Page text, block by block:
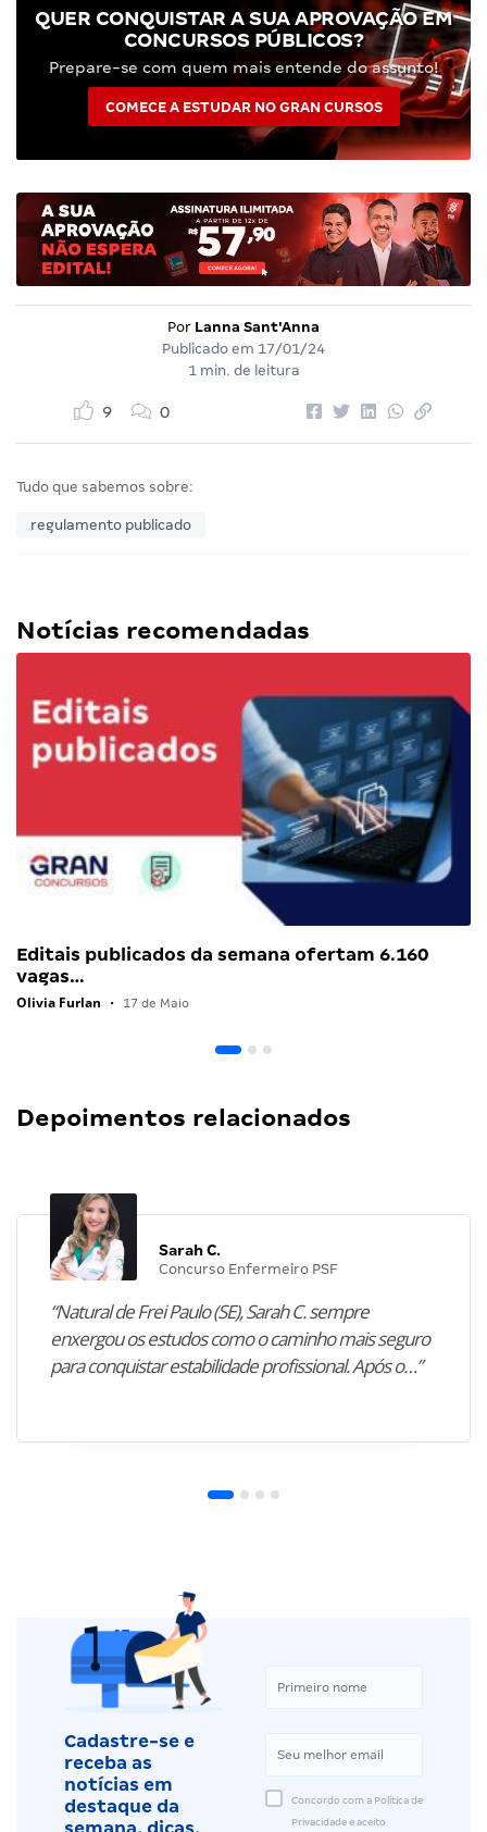
QUER CONQUISTAR A SUA APROVAÇÃO EM
CONCURSOS PÚBLICOS?
Prepare-se com quem mais entende do assunto!
COMECE A ESTUDAR NO GRAN CURSOS
Por Lanna Sant'Anna
Publicado em 17/01/24
1 min. de leitura
9 0
Tudo que sabemos sobre:
regulamento publicado
Notícias recomendadas
Editais publicados da semana ofertam 6.160
vagas…
Olivia Furlan • 17 de Maio
Depoimentos relacionados
Sarah C.
Concurso Enfermeiro PSF
“Natural de Frei Paulo (SE), Sarah C. sempre
enxergou os estudos como o caminho mais seguro
para conquistar estabilidade profissional. Após o…”
Cadastre-se e
receba as
notícias em
destaque da
semana, dicas,
Concordo com a Política de
Privacidade e aceito